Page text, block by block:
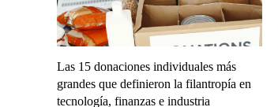
Las 15 donaciones individuales más
grandes que definieron la filantropía en
tecnología, finanzas e industria